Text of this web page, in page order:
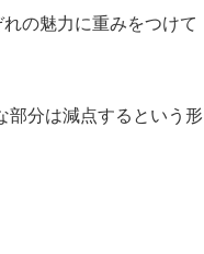
の魅力に重みをつけて
部分は減点するという形